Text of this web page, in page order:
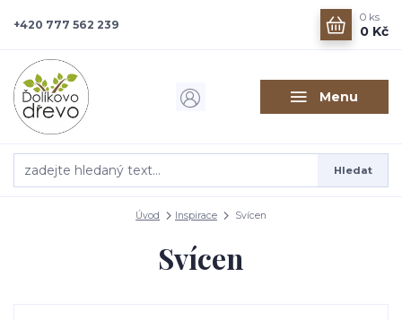
Menu
Hledat
+420 777 562 239
0 ks
0 Kč
Úvod Inspirace Svícen
Svícen